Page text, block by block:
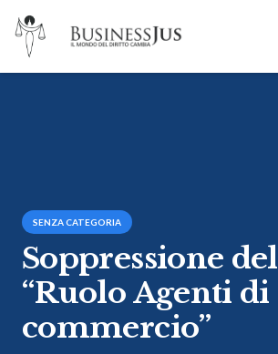
SENZA CATEGORIA
Soppressione del
“Ruolo Agenti di
commercio”